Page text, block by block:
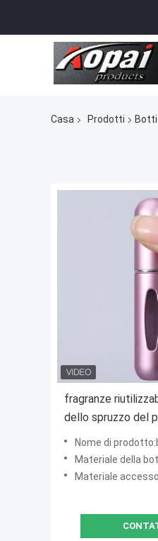
Casa Prodotti
fragranze
dello spruzzo del
tasca di 5ml 8ml
Nome di prodotto:bottiglia di
Materiale della
Materiale accessorio:atomizzatore